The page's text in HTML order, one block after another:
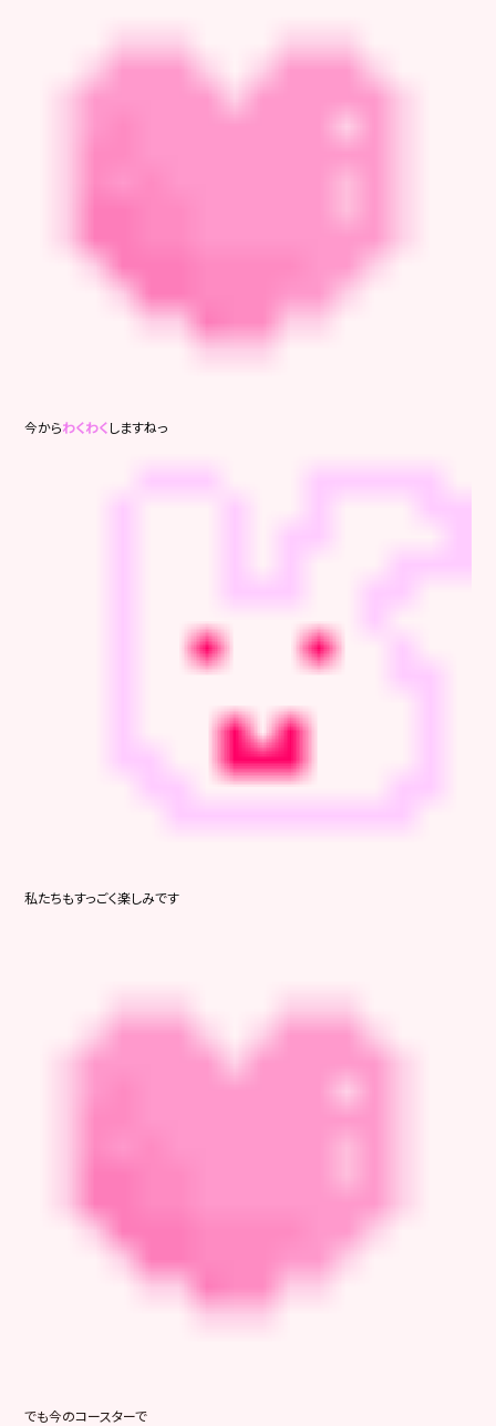
今からわくわくしますねっ
私たちもすっごく楽しみです
でも今のコースターで